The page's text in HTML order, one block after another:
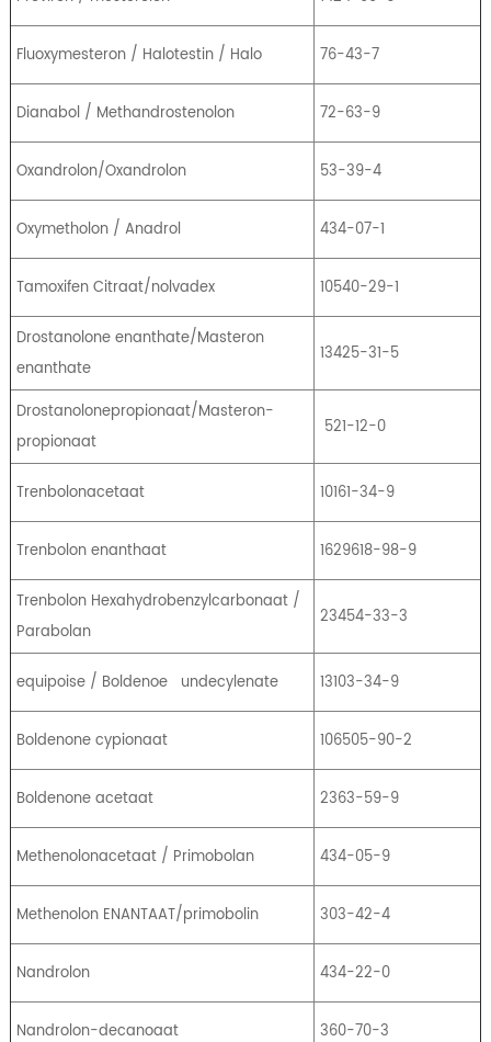
Fluoxymesteron / Halotestin / Halo 76-43-7
Dianabol / Methandrostenolon 72-63-9
Oxandrolon/Oxandrolon 53-39-4
Oxymetholon / Anadrol 434-07-1
Tamoxifen Citraat/nolvadex 10540-29-1
Drostanolone enanthate/Masteron
enanthate
13425-31-5
Drostanolonepropionaat/Masteron-
propionaat
521-12-0
Trenbolonacetaat 10161-34-9
Trenbolon enanthaat 1629618-98-9
Trenbolon Hexahydrobenzylcarbonaat /
Parabolan
23454-33-3
equipoise / Boldenoe undecylenate 13103-34-9
Boldenone cypionaat 106505-90-2
Boldenone acetaat 2363-59-9
Methenolonacetaat / Primobolan 434-05-9
Methenolon ENANTAAT/primobolin 303-42-4
Nandrolon 434-22-0
Nandrolon-decanoaat 360-70-3